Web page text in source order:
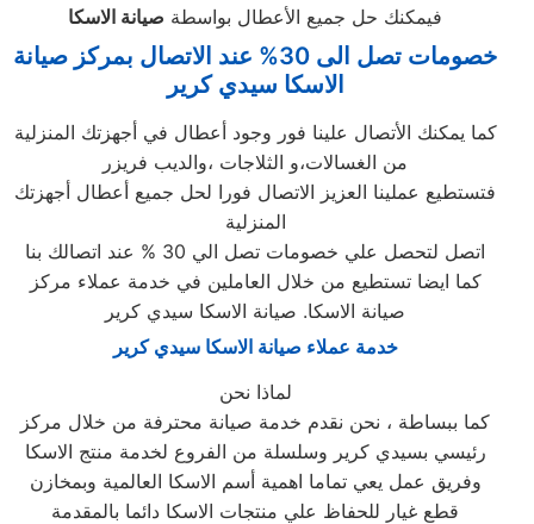
فيمكنك حل جميع الأعطال بواسطة صيانة الاسكا
خصومات تصل الى 30% عند الاتصال بمركز صيانة
الاسكا سيدي كرير
كما يمكنك الأتصال علينا فور وجود أعطال في أجهزتك المنزلية
من الغسالات،و الثلاجات ،والديب فريزر
فتستطيع عملينا العزيز الاتصال فورا لحل جميع أعطال أجهزتك
المنزلية
اتصل لتحصل علي خصومات تصل الي 30 % عند اتصالك بنا
كما ايضا تستطيع من خلال العاملين في خدمة عملاء مركز
صيانة الاسكا. صيانة الاسكا سيدي كرير
خدمة عملاء صيانة الاسكا سيدي كرير
لماذا نحن
كما ببساطة ، نحن نقدم خدمة صيانة محترفة من خلال مركز
رئيسي بسيدي كرير وسلسلة من الفروع لخدمة منتج الاسكا
وفريق عمل يعي تماما اهمية أسم الاسكا العالمية وبمخازن
قطع غيار للحفاظ علي منتجات الاسكا دائما بالمقدمة